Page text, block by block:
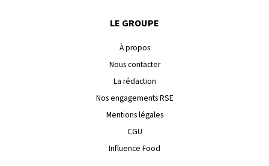
LE GROUPE
À propos
Nous contacter
La rédaction
Nos engagements RSE
Mentions légales
CGU
Influence Food